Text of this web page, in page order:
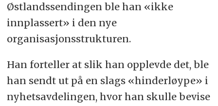
Østlandssendingen ble han «ikke
innplassert» i den nye
organisasjonsstrukturen.
Han forteller at slik han opplevde det, ble
han sendt ut på en slags «hinderløype» i
nyhetsavdelingen, hvor han skulle bevise